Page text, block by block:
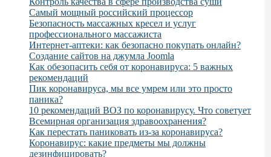
Самый мощный российский процессор
Безопасность массажных кресел и услуг
профессионального массажиста
Интернет-аптеки: как безопасно покупать онлайн?
Создание сайтов на джумла Joomla
Как обезопасить себя от коронавируса: 5 важных
рекомендаций
Пик коронавируса, мы все умрем или это просто
паника?
10 рекомендаций ВОЗ по коронавирусу. Что советует
Всемирная организация здравоохранения?
Как перестать паниковать из-за коронавируса?
Коронавирус: какие предметы мы должны
дезинфицировать?